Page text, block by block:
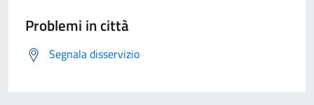
Problemi in città
Segnala disservizio